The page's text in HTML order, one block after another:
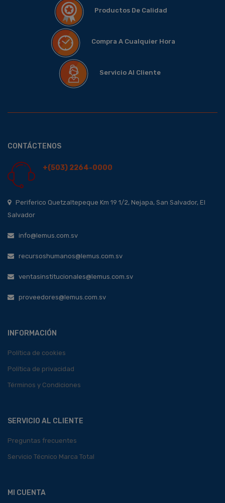
Productos De Calidad
Compra A Cualquier Hora
Servicio Al Cliente
CONTÁCTENOS
+(503) 2264-0000
Periferico Quetzaltepeque Km 19 1/2, Nejapa, San Salvador, El
Salvador
info@lemus.com.sv
recursoshumanos@lemus.com.sv
ventasinstitucionales@lemus.com.sv
proveedores@lemus.com.sv
INFORMACIÓN
Política de cookies
Política de privacidad
Términos y Condiciones
SERVICIO AL CLIENTE
Preguntas frecuentes
Servicio Técnico Marca Total
MI CUENTA